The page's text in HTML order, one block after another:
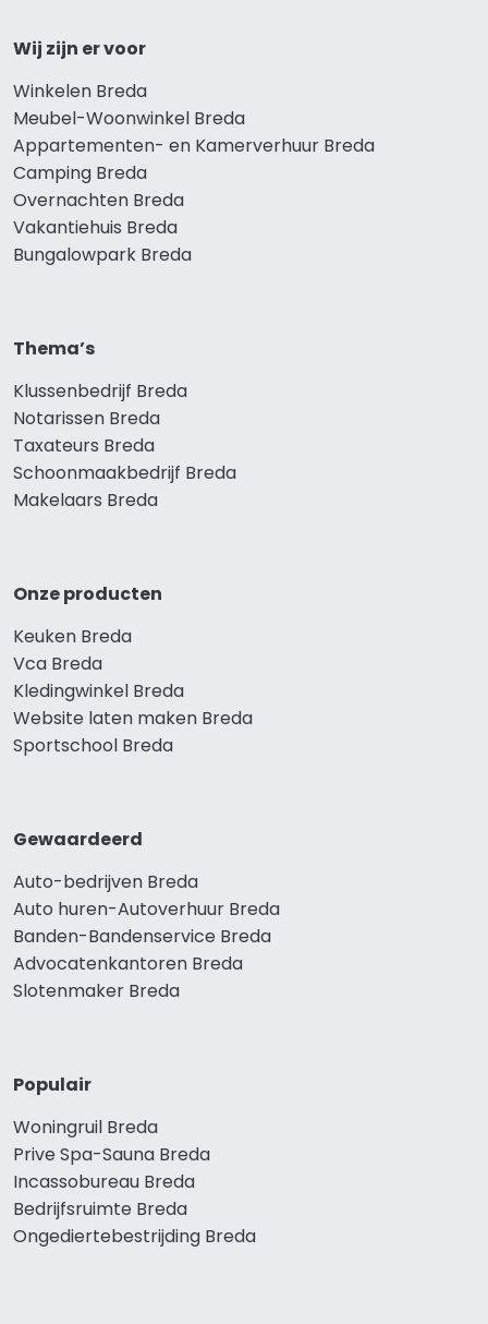
Wij zijn er voor
Winkelen Breda
Meubel-Woonwinkel Breda
Appartementen- en Kamerverhuur Breda
Camping Breda
Overnachten Breda
Vakantiehuis Breda
Bungalowpark Breda
Thema’s
Klussenbedrijf Breda
Notarissen Breda
Taxateurs Breda
Schoonmaakbedrijf Breda
Makelaars Breda
Onze producten
Keuken Breda
Vca Breda
Kledingwinkel Breda
Website laten maken Breda
Sportschool Breda
Gewaardeerd
Auto-bedrijven Breda
Auto huren-Autoverhuur Breda
Banden-Bandenservice Breda
Advocatenkantoren Breda
Slotenmaker Breda
Populair
Woningruil Breda
Prive Spa-Sauna Breda
Incassobureau Breda
Bedrijfsruimte Breda
Ongediertebestrijding Breda